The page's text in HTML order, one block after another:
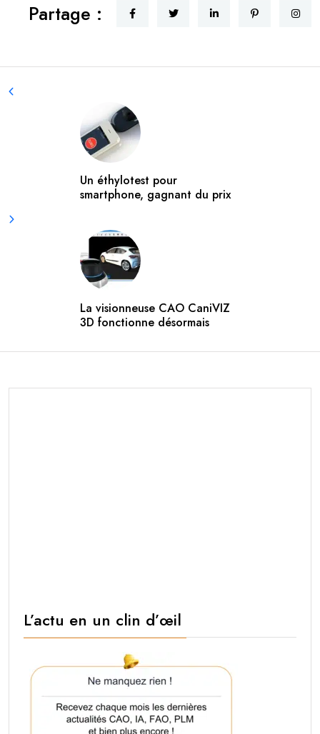
Partage :
Un éthylotest pour
smartphone, gagnant du prix
La visionneuse CAO CaniVIZ
3D fonctionne désormais
L’actu en un clin d’œil